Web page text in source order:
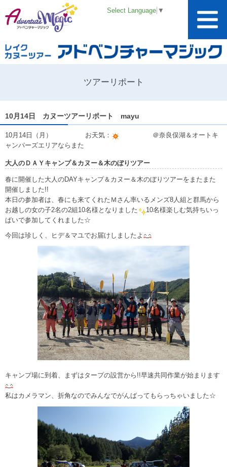
Select Language ▼
ツアーリポート
10月14日 カヌーツアーリポート mayu
10月14日（月） お天気：
＠奈良俣湖＆オートキ
ャンパーズエリアならまた
大人のＤＡＹキャンプ＆カヌー＆木のぼりツアー
春に開催した大人のDAYキャンプ＆カヌー＆木のぼりツアーをまたまた
開催しました!!
本日の参加者は、春にも来てくれたＭさん率いるメンズ8人組と群馬から
お越しの女の子2名の2組10名様となりました
10名様楽しむ気持ちいっ
ぱいで参加してくれました☆
今回は珍しく、ヒデ＆マユでお届けしましたよ
キャンプ場に到着、まずはタープの設営から!!早速共同作業が始まります
私はカメラマン、折角なのでみんなでがんばってもらっちゃいました☆